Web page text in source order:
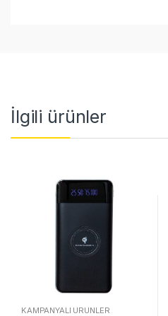
İlgili ürünler
KAMPANYALI ÜRÜNLER